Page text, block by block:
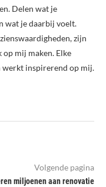
Delen wat je
wat je daarbij voelt.
zijn
op mij maken. Elke
werkt inspirerend op mij.
Volgende pagina
miljoenen aan renovatie